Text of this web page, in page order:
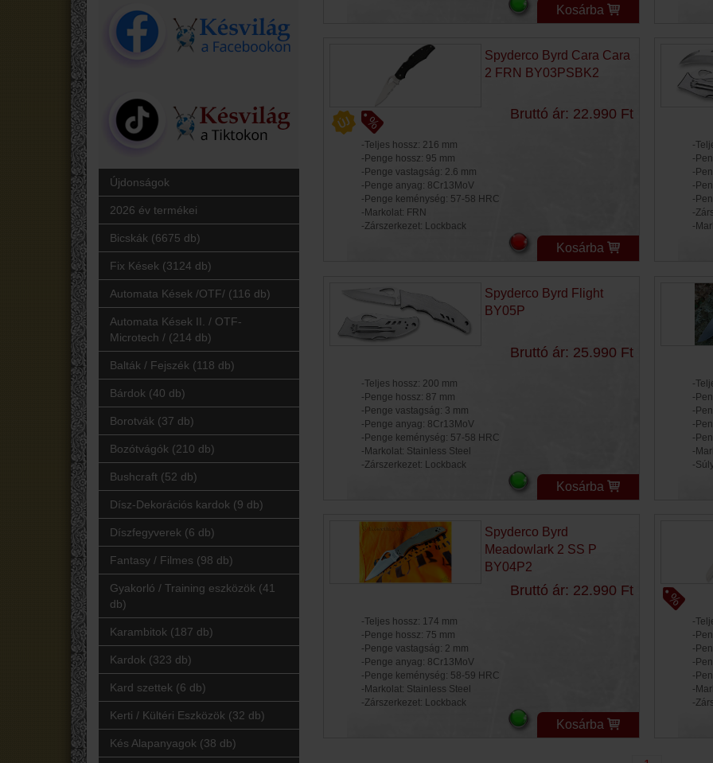
Újdonságok
2026 év termékei
Bicskák (6675 db)
Fix Kések (3124 db)
Automata Kések /OTF/ (116 db)
Automata Kések II. / OTF-
Microtech / (214 db)
Balták / Fejszék (118 db)
Bárdok (40 db)
Borotvák (37 db)
Bozótvágók (210 db)
Bushcraft (52 db)
Dísz-Dekorációs kardok (9 db)
Díszfegyverek (6 db)
Fantasy / Filmes (98 db)
Gyakorló / Training eszközök (41
db)
Karambitok (187 db)
Kardok (323 db)
Kard szettek (6 db)
Kerti / Kültéri Eszközök (32 db)
Kés Alapanyagok (38 db)
Kosárba
Spyderco Byrd Cara Cara
2 FRN BY03PSBK2
Bruttó ár: 22.990 Ft
-Teljes hossz: 216 mm
-Penge hossz: 95 mm
-Penge vastagság: 2.6 mm
-Penge anyag: 8Cr13MoV
-Penge keménység: 57-58 HRC
-Markolat: FRN
-Zárszerkezet: Lockback
Kosárba
-
-
-
-
-
-
-
Spyderco Byrd Flight
BY05P
Bruttó ár: 25.990 Ft
-Teljes hossz: 200 mm
-Penge hossz: 87 mm
-Penge vastagság: 3 mm
-Penge anyag: 8Cr13MoV
-Penge keménység: 57-58 HRC
-Markolat: Stainless Steel
-Zárszerkezet: Lockback
Kosárba
-
-
-
-
-
-
-
Spyderco Byrd
Meadowlark 2 SS P
BY04P2
Bruttó ár: 22.990 Ft
-Teljes hossz: 174 mm
-Penge hossz: 75 mm
-Penge vastagság: 2 mm
-Penge anyag: 8Cr13MoV
-Penge keménység: 58-59 HRC
-Markolat: Stainless Steel
-Zárszerkezet: Lockback
Kosárba
-
-
-
-
-
-
-